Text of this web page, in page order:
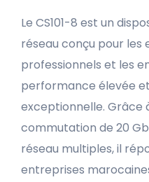
Le CS101-8 est un
réseau conçu pour les
professionnels et les
performance élevée
exceptionnelle. Grâce
commutation de 20
réseau multiples, il
entreprises